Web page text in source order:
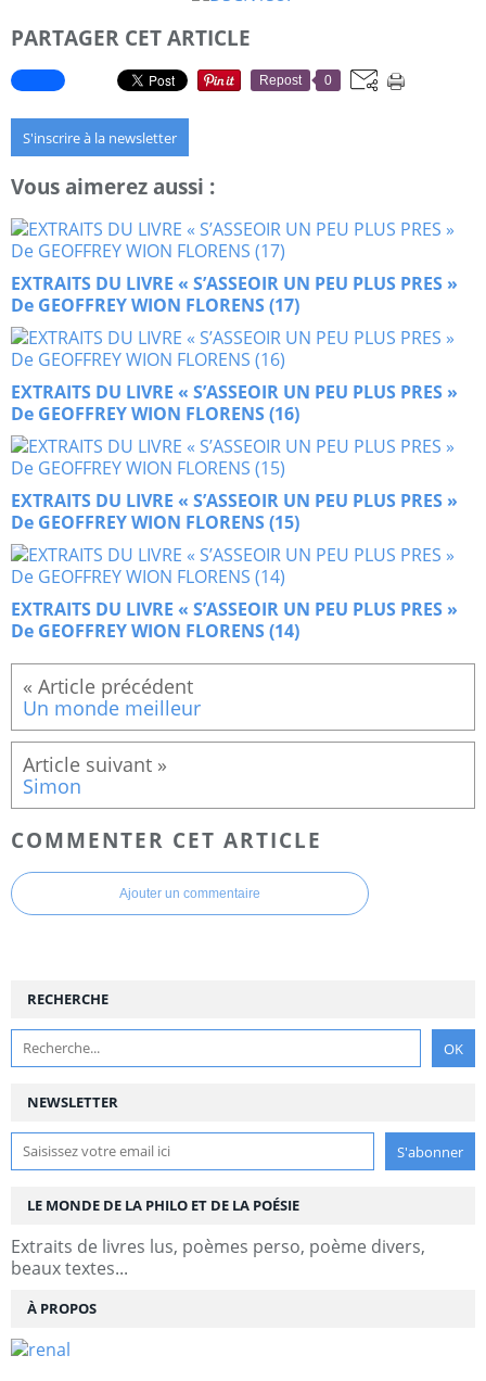
PARTAGER CET ARTICLE
Repost 0
S'inscrire à la newsletter
Vous aimerez aussi :
EXTRAITS DU LIVRE « S’ASSEOIR UN PEU PLUS PRES »
De GEOFFREY WION FLORENS (17)
EXTRAITS DU LIVRE « S’ASSEOIR UN PEU PLUS PRES »
De GEOFFREY WION FLORENS (16)
EXTRAITS DU LIVRE « S’ASSEOIR UN PEU PLUS PRES »
De GEOFFREY WION FLORENS (15)
EXTRAITS DU LIVRE « S’ASSEOIR UN PEU PLUS PRES »
De GEOFFREY WION FLORENS (14)
Un monde meilleur
Simon
COMMENTER CET ARTICLE
Ajouter un commentaire
NEWSLETTER
RECHERCHE
LE MONDE DE LA PHILO ET DE LA POÉSIE
Extraits de livres lus, poèmes perso, poème divers,
beaux textes...
À PROPOS